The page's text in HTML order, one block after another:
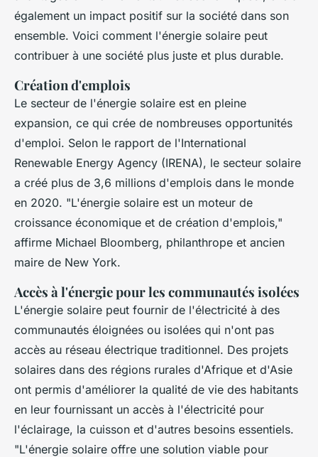
également un impact positif sur la société dans son
ensemble. Voici comment l'énergie solaire peut
contribuer à une société plus juste et plus durable.
Création d'emplois
Le secteur de l'énergie solaire est en pleine
expansion, ce qui crée de nombreuses opportunités
d'emploi. Selon le rapport de l'International
Renewable Energy Agency (IRENA), le secteur solaire
a créé plus de 3,6 millions d'emplois dans le monde
en 2020. "L'énergie solaire est un moteur de
croissance économique et de création d'emplois,"
affirme Michael Bloomberg, philanthrope et ancien
maire de New York.
Accès à l'énergie pour les communautés isolées
L'énergie solaire peut fournir de l'électricité à des
communautés éloignées ou isolées qui n'ont pas
accès au réseau électrique traditionnel. Des projets
solaires dans des régions rurales d'Afrique et d'Asie
ont permis d'améliorer la qualité de vie des habitants
en leur fournissant un accès à l'électricité pour
l'éclairage, la cuisson et d'autres besoins essentiels.
"L'énergie solaire offre une solution viable pour